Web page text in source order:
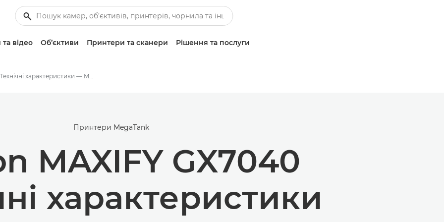
відео Об’єктиви Принтери та сканери Рішення та послуги
Технічні характеристики — MAXIFY GX7040
Принтери MegaTank
MAXIFY GX7040
характеристики